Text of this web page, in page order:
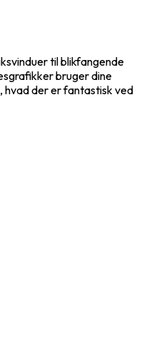
til blikfangende
bruger dine
der er fantastisk ved